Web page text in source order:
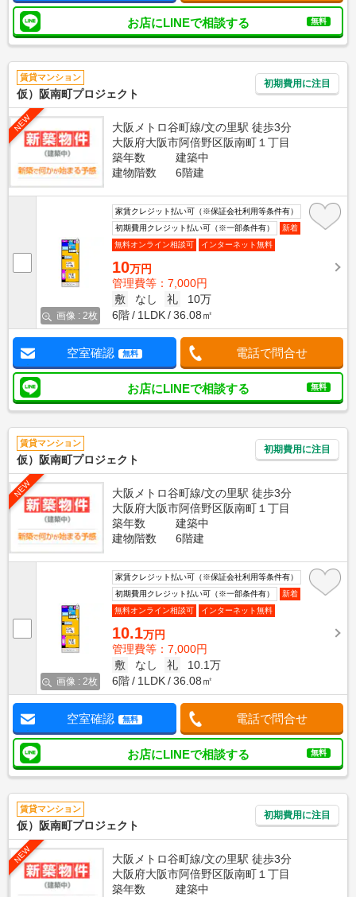
お店にLINEで相談する 無料
賃貸マンション
仮）阪南町プロジェクト
初期費用に注目
NEW
大阪メトロ谷町線/文の里駅 徒歩3分
大阪府大阪市阿倍野区阪南町１丁目
築年数
建築中
建物階数
6階建
画像 : 2枚
家賃クレジット払い可（※保証会社利用等条件有）
初期費用クレジット払い可（※一部条件有）
新着
無料オンライン相談可
インターネット無料
10万円
管理費等：7,000円
敷
なし 礼
10万
6階
1LDK 36.08㎡
空室確認 無料 電話で問合せ
お店にLINEで相談する 無料
賃貸マンション
仮）阪南町プロジェクト
初期費用に注目
NEW
大阪メトロ谷町線/文の里駅 徒歩3分
大阪府大阪市阿倍野区阪南町１丁目
築年数
建築中
建物階数
6階建
画像 : 2枚
家賃クレジット払い可（※保証会社利用等条件有）
初期費用クレジット払い可（※一部条件有）
新着
無料オンライン相談可
インターネット無料
10.1万円
管理費等：7,000円
敷
なし 礼
10.1万
6階
1LDK 36.08㎡
空室確認 無料 電話で問合せ
お店にLINEで相談する 無料
賃貸マンション
仮）阪南町プロジェクト
初期費用に注目
NEW
大阪メトロ谷町線/文の里駅 徒歩3分
大阪府大阪市阿倍野区阪南町１丁目
築年数
建築中